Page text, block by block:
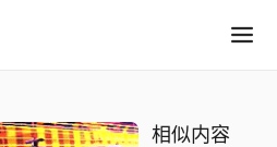
相似内容